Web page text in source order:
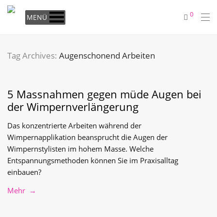
MENÜ 0
Tag Archives: Augenschonend Arbeiten
5 Massnahmen gegen müde Augen bei
der Wimpernverlängerung
Das konzentrierte Arbeiten während der
Wimpernapplikation beansprucht die Augen der
Wimpernstylisten im hohem Masse. Welche
Entspannungsmethoden können Sie im Praxisalltag
einbauen?
Mehr →